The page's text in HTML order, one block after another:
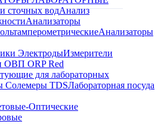
сточных водАнализ
Анализаторы
Анализаторы
ЭлектродыИзмерители
ОВП ORP Red
для лабораторных
Солемеры TDSЛабораторная посуда
Оптические